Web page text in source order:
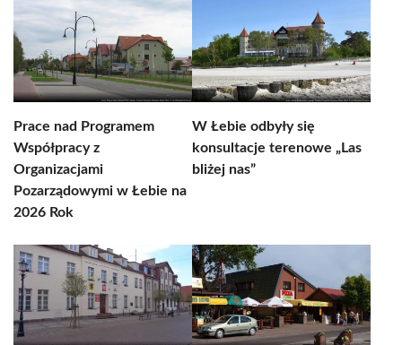
Prace nad Programem
Współpracy z
Organizacjami
Pozarządowymi w Łebie na
2026 Rok
W Łebie odbyły się
konsultacje terenowe „Las
bliżej nas”